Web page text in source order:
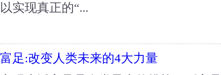
以实现真正的“...
富足:改变人类未来的4大力量